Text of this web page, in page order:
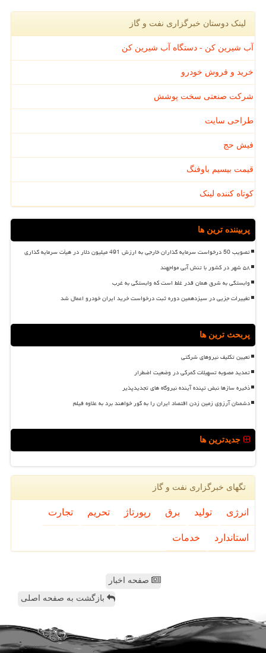
لینک دوستان خبرگزاری نفت و گاز
آب شیرین کن - دستگاه آب شیرین کن
خرید و فروش خودرو
شرکت صنعتی سخت پوشش
طراحی سایت
فیش حج
قیمت بیسیم باوفنگ
کوتاه کننده لینک
پربیننده ترین ها
تصویب 50 درخواست سرمایه گذاران خارجی به ارزش 491 میلیون دلار در هیأت سرمایه گذاری
۵۸ شهر در کشور با تنش آبی مواجهند
وابستگی به شرق همان قدر غلط است که وابستگی به غرب
تغییرات جزیی در سیزدهمین دوره ثبت درخواست خرید ایران خودرو اعمال شد
پربحث ترین ها
تعیین تکلیف نیروهای شرکتی
تمدید مصوبه تسهیلات گمرکی در وضعیت اضطرار
ذخیره سازها نبض تپنده آینده نیروگاه های تجدیدپذیر
دشمنان آرزوی زمین زدن اقتصاد ایران را به گور خواهند برد به علاوه فیلم
جدیدترین ها
تگهای خبرگزاری نفت و گاز
انرژی تولید برق رپورتاژ تحریم تجارت
استاندارد خدمات
صفحه اخبار
بازگشت به صفحه اصلی